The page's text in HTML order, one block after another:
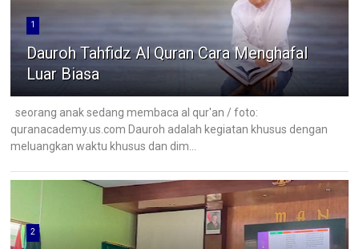
1
Dauroh Tahfidz Al Quran Cara Menghafal
Luar Biasa
seorang anak sedang membaca al qur'an / foto:
quranacademy.us.com Dauroh adalah kegiatan khusus dengan
meluangkan waktu khusus dan dim...
2